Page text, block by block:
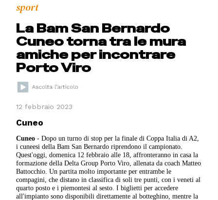
sport
La Bam San Bernardo
Cuneo torna tra le mura
amiche per incontrare
Porto Viro
12 febbraio 2023
Cuneo
Cuneo - Dopo un turno di stop per la finale di Coppa Italia di A2,
i cuneesi della Bam San Bernardo riprendono il campionato.
Quest'oggi, domenica 12 febbraio alle 18, affronteranno in casa la
formazione della Delta Group Porto Viro, allenata da coach Matteo
Battocchio. Un partita molto importante per entrambe le
compagini, che distano in classifica di soli tre punti, con i veneti al
quarto posto e i piemontesi al sesto. I biglietti per accedere
all'impianto sono disponibili direttamente al botteghino, mentre la